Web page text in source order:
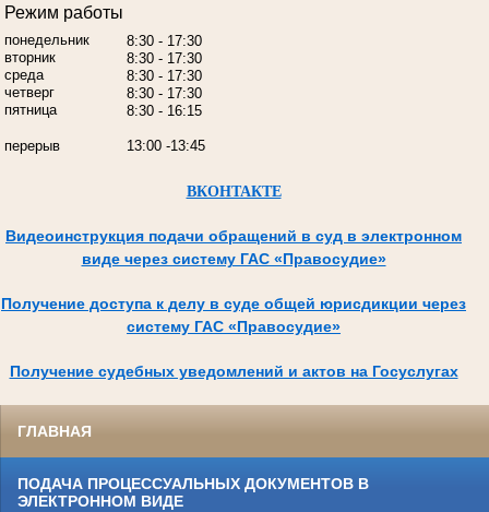
Режим работы
понедельник
вторник
среда
четверг
пятница
перерыв
8:30 - 17:30
8:30 - 17:30
8:30 - 17:30
8:30 - 17:30
8:30 - 16:15
13:00 -13:45
ВКОНТАКТЕ
Видеоинструкция подачи обращений в суд в электронном
виде через систему ГАС «Правосудие»
Получение доступа к делу в суде общей юрисдикции через
систему ГАС «Правосудие»
Получение судебных уведомлений и актов на Госуслугах
ГЛАВНАЯ
ПОДАЧА ПРОЦЕССУАЛЬНЫХ ДОКУМЕНТОВ В
ЭЛЕКТРОННОМ ВИДЕ